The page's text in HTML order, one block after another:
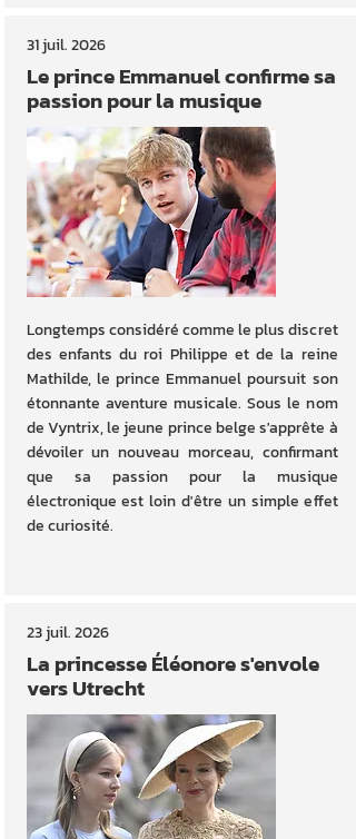
31 juil. 2026
Longtemps considéré comme le plus discret
des enfants du roi Philippe et de la reine
Mathilde, le prince Emmanuel poursuit son
étonnante aventure musicale. Sous le nom
de Vyntrix, le jeune prince belge s'apprête à
dévoiler un nouveau morceau, confirmant
que sa passion pour la musique
électronique est loin d'être un simple effet
de curiosité.
Le prince Emmanuel confirme sa
passion pour la musique
23 juil. 2026
La princesse Éléonore s'envole
vers Utrecht